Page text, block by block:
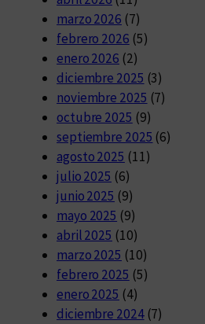
marzo 2026 (7)
febrero 2026 (5)
enero 2026 (2)
diciembre 2025 (3)
noviembre 2025 (7)
octubre 2025 (9)
septiembre 2025 (6)
agosto 2025 (11)
julio 2025 (6)
junio 2025 (9)
mayo 2025 (9)
abril 2025 (10)
marzo 2025 (10)
febrero 2025 (5)
enero 2025 (4)
diciembre 2024(7)